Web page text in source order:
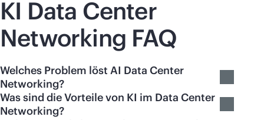
KI Data Center
Networking FAQ
Welches Problem löst AI Data Center
Networking?
Was sind die Vorteile von KI im Data Center
Networking?